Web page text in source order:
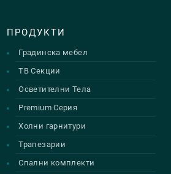
ПРОДУКТИ
Градинска мебел
ТВ Секции
Осветителни Тела
Premium Серия
Холни гарнитури
Трапезарии
Спални комплекти